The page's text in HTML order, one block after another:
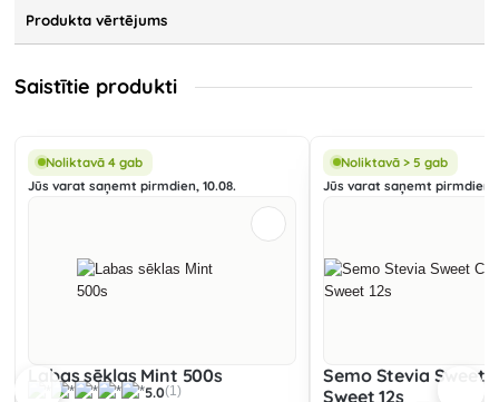
Produkta vērtējums
Saistītie produkti
Noliktavā 4 gab
Jūs varat saņemt pirmdien, 10.08.
Labas sēklas Mint 500s
5.0(1)
Noliktavā > 5 gab
Jūs varat saņemt pirmdien,
Semo Stevia Sweet
Sweet 12s